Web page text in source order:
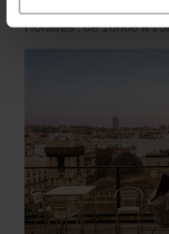
Horaires : de 16h00 à